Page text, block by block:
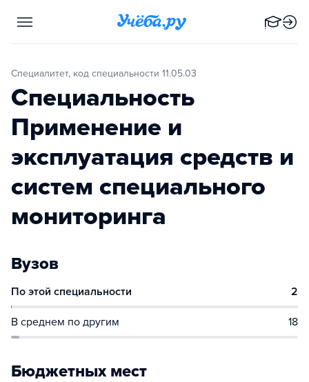
Специалитет, код специальности 11.05.03
Специальность
Применение и
эксплуатация средств и
систем специального
мониторинга
Вузов
По этой специальности 2
В среднем по другим 18
Бюджетных мест